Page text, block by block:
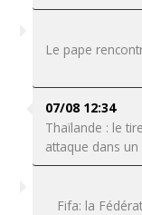
Le pape
07/08 12:34
Thaïlande : le
attaque dans
Fifa: la